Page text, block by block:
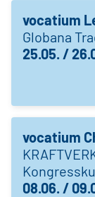
vocatium
Globana
25.05. /
vocatium
08.06. /